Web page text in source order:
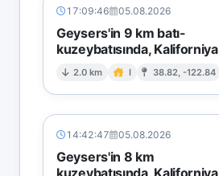
17:09:46 05.08.2026
Geysers'in 9 km batı-
kuzeybatısında, Kaliforniya
2.0 km I 38.82, -122.84
14:42:47 05.08.2026
Geysers'in 8 km
kuzeybatısında, Kaliforniya